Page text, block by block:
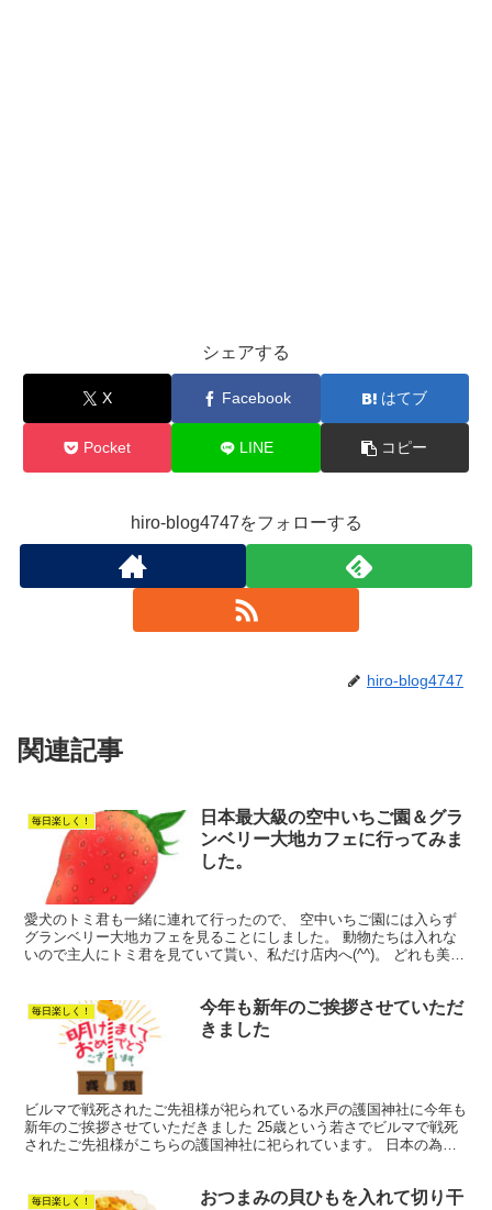
シェアする
X Facebook はてブ
Pocket LINE コピー
hiro-blog4747をフォローする
hiro-blog4747
関連記事
毎日楽しく！
日本最大級の空中いちご園＆グラ
ンベリー大地カフェに行ってみま
した。
愛犬のトミ君も一緒に連れて行ったので、 空中いちご園には入らず
グランベリー大地カフェを見ることにしました。 動物たちは入れな
いので主人にトミ君を見ていて貰い、私だけ店内へ(^^)。 どれも美味
毎日楽しく！
今年も新年のご挨拶させていただ
きました
ビルマで戦死されたご先祖様が祀られている水戸の護国神社に今年も
新年のご挨拶させていただきました 25歳という若さでビルマで戦死
されたご先祖様がこちらの護国神社に祀られています。 日本の為に
毎日楽しく！
おつまみの貝ひもを入れて切り干